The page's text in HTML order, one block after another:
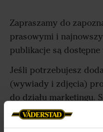
Zapraszamy do
prasowymi i
publikacje są
Jeśli potrzebujesz
(wywiady i zdjęcia)
do działu marketingu.
prawej stronie.